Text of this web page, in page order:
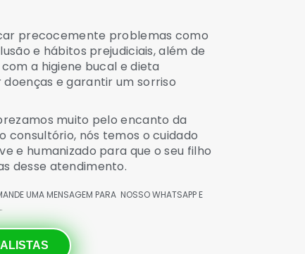
precocemente problemas como
e hábitos prejudiciais, além de
a higiene bucal e dieta
e garantir um sorriso
muito pelo encanto da
consultório, nós temos o cuidado
e humanizado para que o seu filho
desse atendimento.
UMA MENSAGEM PARA NOSSO WHATSAPP E